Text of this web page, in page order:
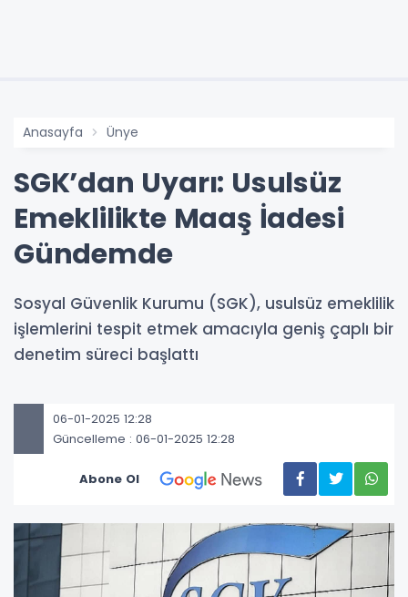
Anasayfa Ünye
SGK’dan Uyarı: Usulsüz
Emeklilikte Maaş İadesi
Gündemde
Sosyal Güvenlik Kurumu (SGK), usulsüz emeklilik
işlemlerini tespit etmek amacıyla geniş çaplı bir
denetim süreci başlattı
06-01-2025 12:28
Güncelleme : 06-01-2025 12:28
Abone Ol